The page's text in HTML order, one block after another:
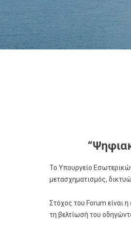
Το Υπουργείο
μετασχηματισμός,
Στόχος του Forum είναι
τη βελτίωσή του